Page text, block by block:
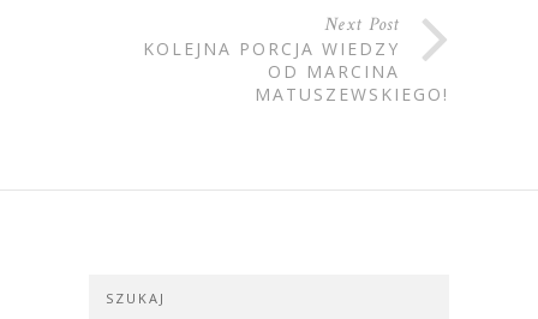
Next Post
KOLEJNA PORCJA WIEDZY
OD MARCINA
MATUSZEWSKIEGO!
SZUKAJ